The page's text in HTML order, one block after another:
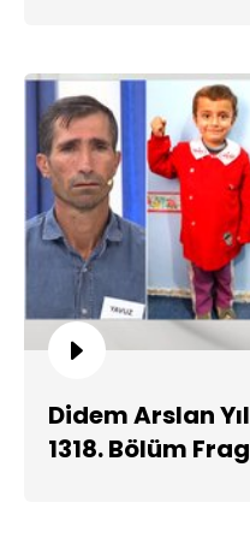
Didem Arslan
1318. Bölüm